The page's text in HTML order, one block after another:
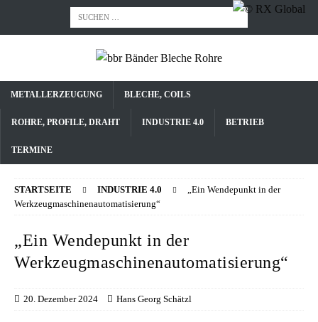
METALLERZEUGUNG BLECHE, COILS
ROHRE, PROFILE, DRAHT INDUSTRIE 4.0 BETRIEB
TERMINE
STARTSEITE INDUSTRIE 4.0
„Ein Wendepunkt in der
Werkzeugmaschinenautomatisierung“
„Ein Wendepunkt in der
Werkzeugmaschinenautomatisierung“
20. Dezember 2024 Hans Georg Schätzl